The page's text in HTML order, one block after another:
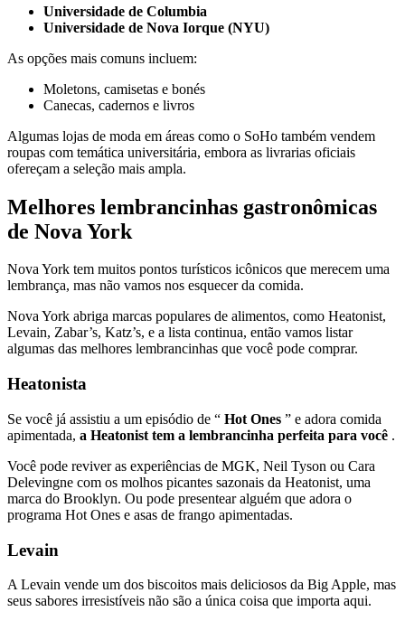
Universidade de Columbia
Universidade de Nova Iorque (NYU)
As opções mais comuns incluem:
Moletons, camisetas e bonés
Canecas, cadernos e livros
Algumas lojas de moda em áreas como o SoHo também vendem
roupas com temática universitária, embora as livrarias oficiais
ofereçam a seleção mais ampla.
Melhores lembrancinhas gastronômicas
de Nova York
Nova York tem muitos pontos turísticos icônicos que merecem uma
lembrança, mas não vamos nos esquecer da comida.
Nova York abriga marcas populares de alimentos, como Heatonist,
Levain, Zabar’s, Katz’s, e a lista continua, então vamos listar
algumas das melhores lembrancinhas que você pode comprar.
Heatonista
Se você já assistiu a um episódio de “ Hot Ones ” e adora comida
apimentada, a Heatonist tem a lembrancinha perfeita para você .
Você pode reviver as experiências de MGK, Neil Tyson ou Cara
Delevingne com os molhos picantes sazonais da Heatonist, uma
marca do Brooklyn. Ou pode presentear alguém que adora o
programa Hot Ones e asas de frango apimentadas.
Levain
A Levain vende um dos biscoitos mais deliciosos da Big Apple, mas
seus sabores irresistíveis não são a única coisa que importa aqui.